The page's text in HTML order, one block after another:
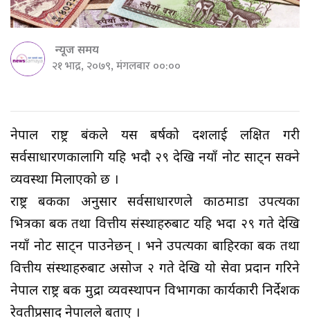
न्यूज समय
२१ भाद्र, २०७९, मंगलबार ००:००
नेपाल राष्ट्र बैंंकले यस बर्षको दशैंलाई लक्षित गरी
सर्वसाधारणकालागि यहि भदौ २९ देखि नयाँ नोट साट्न सक्ने
व्यवस्था मिलाएको छ ।
राष्ट्र बैंकका अनुसार सर्वसाधारणले काठमाडौं उपत्यका
भित्रका बैंक तथा वित्तीय संस्थाहरुबाट यहि भदौं २९ गते देखि
नयाँ नोट साट्न पाउनेछन् । भने उपत्यका बाहिरका बैंक तथा
वित्तीय संस्थाहरुबाट असोज २ गते देखि यो सेवा प्रदान गरिने
नेपाल राष्ट्र बैंक मुद्रा व्यवस्थापन विभागका कार्यकारी निर्देशक
रेवतीप्रसाद नेपालले बताए ।